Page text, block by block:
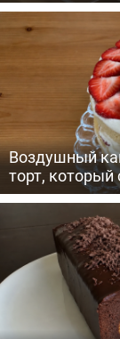
Воздушный
торт,